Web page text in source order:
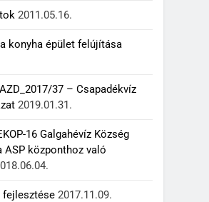
2011.05.16.
konyha épület felújítása
37 – Csapadékvíz
2019.01.31.
16 Galgahévíz Község
ASP központhoz való
fejlesztése 2017.11.09.